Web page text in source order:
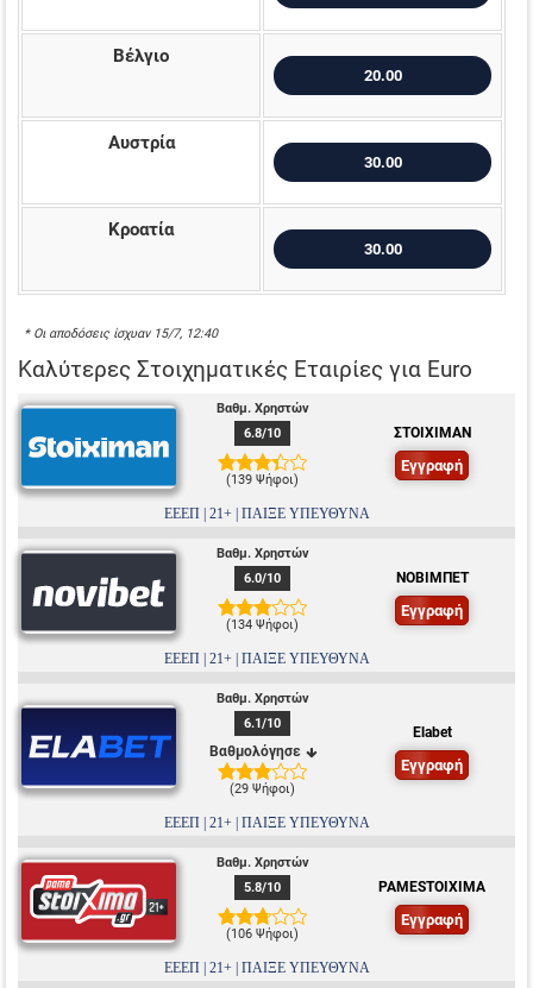
Βέλγιο
20.00
Αυστρία
30.00
Κροατία
30.00
* Οι αποδόσεις ίσχυαν 15/7, 12:40
Καλύτερες Στοιχηματικές Εταιρίες για Euro
Βαθμ. Χρηστών
6.8/10
(139 Ψήφοι)
ΣΤΟΙΧΙΜΑΝ
Εγγραφή
ΕΕΕΠ | 21+ | ΠΑΙΞΕ ΥΠΕΥΘΥΝΑ
Βαθμ. Χρηστών
6.0/10
(134 Ψήφοι)
ΝΟΒΙΜΠΕΤ
Εγγραφή
ΕΕΕΠ | 21+ | ΠΑΙΞΕ ΥΠΕΥΘΥΝΑ
Βαθμ. Χρηστών
6.1/10
Βαθμολόγησε
(29 Ψήφοι)
Elabet
Εγγραφή
ΕΕΕΠ | 21+ | ΠΑΙΞΕ ΥΠΕΥΘΥΝΑ
Βαθμ. Χρηστών
5.8/10
(106 Ψήφοι)
PAMESTOIXIMA
Εγγραφή
ΕΕΕΠ | 21+ | ΠΑΙΞΕ ΥΠΕΥΘΥΝΑ